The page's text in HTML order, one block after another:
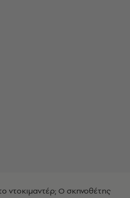
ντοκιμαντέρ; Ο σκηνοθέτης